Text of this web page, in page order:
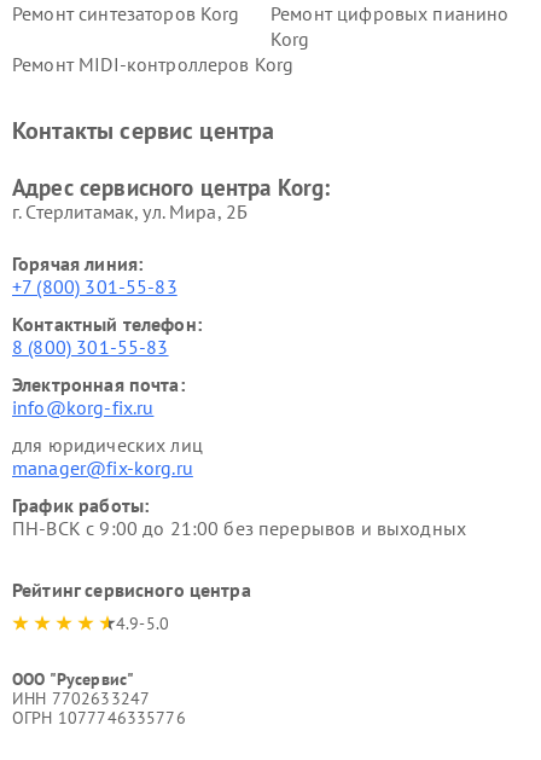
Ремонт синтезаторов Korg
Ремонт цифровых пианино
Korg
Ремонт MIDI-контроллеров Korg
Контакты сервис центра
Адрес сервисного центра Korg:
г. Стерлитамак, ул. Мира, 2Б
Горячая линия:
+7 (800) 301-55-83
Контактный телефон:
8 (800) 301-55-83
Электронная почта:
info@korg-fix.ru
для юридических лиц
manager@fix-korg.ru
График работы:
ПН-ВСК с 9:00 до 21:00 без перерывов и выходных
Рейтинг сервисного центра
4.9-5.0
ООО "Русервис"
ИНН 7702633247
ОГРН 1077746335776